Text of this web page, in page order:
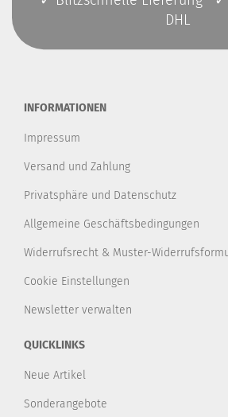
DHL
INFORMATIONEN
Impressum
Versand und Zahlung
Privatsphäre und Datenschutz
Allgemeine Geschäftsbedingungen
Widerrufsrecht & Muster-
Cookie Einstellungen
Newsletter verwalten
QUICKLINKS
Neue Artikel
Sonderangebote